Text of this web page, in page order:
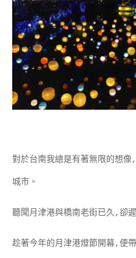
對於台南我總是有著無限的想
城市。
聽聞月津港與橋南老街已久,卻
趁著今年的月津港燈節開幕,便